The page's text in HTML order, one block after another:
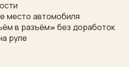
место автомобиля
в разъём» без доработок
руле